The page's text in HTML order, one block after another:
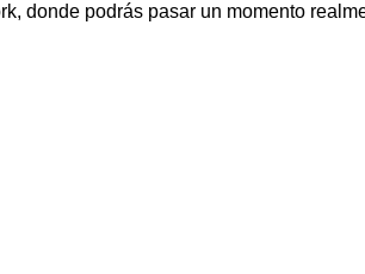
donde podrás pasar un momento